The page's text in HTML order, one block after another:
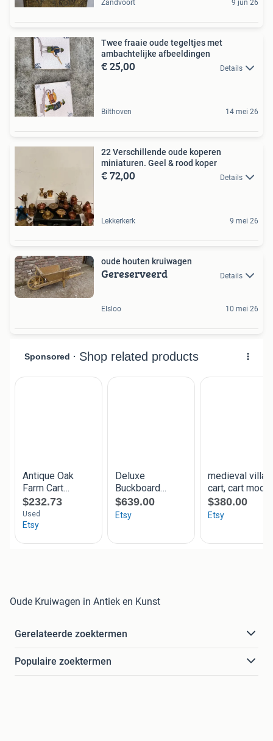
Zandvoort 9 jun 26
Twee fraaie oude tegeltjes met
ambachtelijke afbeeldingen
€ 25,00 Details
Bilthoven 14 mei 26
22 Verschillende oude koperen
miniaturen. Geel & rood koper
€ 72,00 Details
Lekkerkerk 9 mei 26
oude houten kruiwagen
Gereserveerd Details
Elsloo 10 mei 26
Oude Kruiwagen in Antiek en Kunst
Gerelateerde zoektermen
Populaire zoektermen